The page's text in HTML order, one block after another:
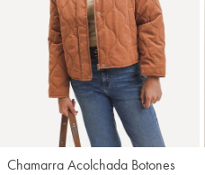
Chamarra Acolchada Botones